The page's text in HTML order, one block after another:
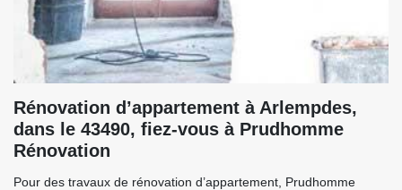
Rénovation d’appartement à Arlempdes,
dans le 43490, fiez-vous à Prudhomme
Rénovation
Pour des travaux de rénovation d’appartement, Prudhomme